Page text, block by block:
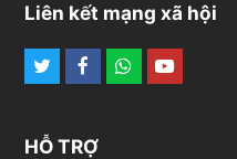
Liên kết mạng xã hội
TwitterFacebook
Whatsapp
Youtube
HỖ TRỢ